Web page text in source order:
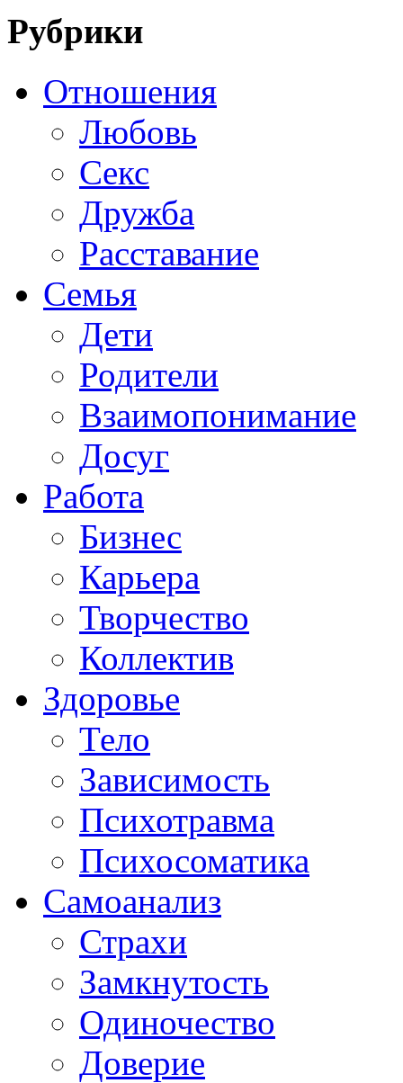
Рубрики
Отношения
Любовь
Секс
Дружба
Расставание
Семья
Дети
Родители
Взаимопонимание
Досуг
Работа
Бизнес
Карьера
Творчество
Коллектив
Здоровье
Тело
Зависимость
Психотравма
Психосоматика
Самоанализ
Страхи
Замкнутость
Одиночество
Доверие